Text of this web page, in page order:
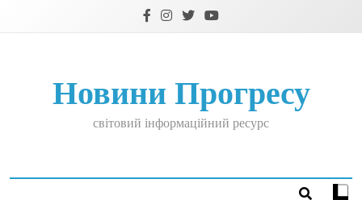
Новини Прогресу
світовий інформаційний ресурс